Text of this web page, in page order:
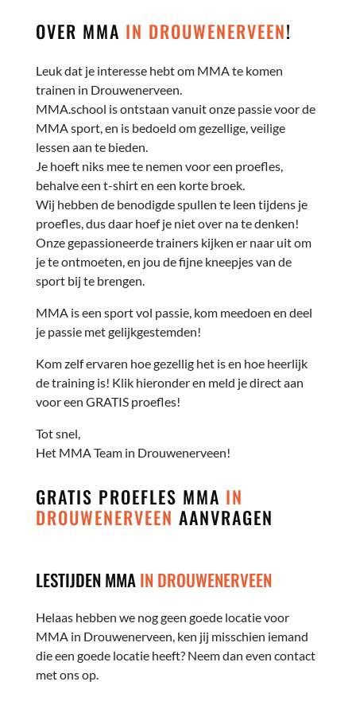
OVER MMA IN DROUWENERVEEN!
Leuk dat je interesse hebt om MMA te komen
trainen in Drouwenerveen.
MMA.school is ontstaan vanuit onze passie voor de
MMA sport, en is bedoeld om gezellige, veilige
lessen aan te bieden.
Je hoeft niks mee te nemen voor een proefles,
behalve een t-shirt en een korte broek.
Wij hebben de benodigde spullen te leen tijdens je
proefles, dus daar hoef je niet over na te denken!
Onze gepassioneerde trainers kijken er naar uit om
je te ontmoeten, en jou de fijne kneepjes van de
sport bij te brengen.
MMA is een sport vol passie, kom meedoen en deel
je passie met gelijkgestemden!
Kom zelf ervaren hoe gezellig het is en hoe heerlijk
de training is! Klik hieronder en meld je direct aan
voor een GRATIS proefles!
Tot snel,
Het MMA Team in Drouwenerveen!
GRATIS PROEFLES MMA IN
DROUWENERVEEN AANVRAGEN
LESTIJDEN MMAIN DROUWENERVEEN
Helaas hebben we nog geen goede locatie voor
MMA in Drouwenerveen, ken jij misschien iemand
die een goede locatie heeft? Neem dan even contact
met ons op.